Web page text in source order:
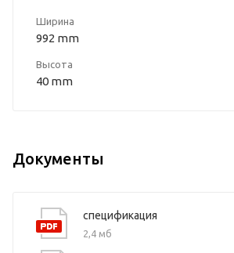
Ширина
992 mm
Высота
40 mm
Документы
спецификация
2,4 мб